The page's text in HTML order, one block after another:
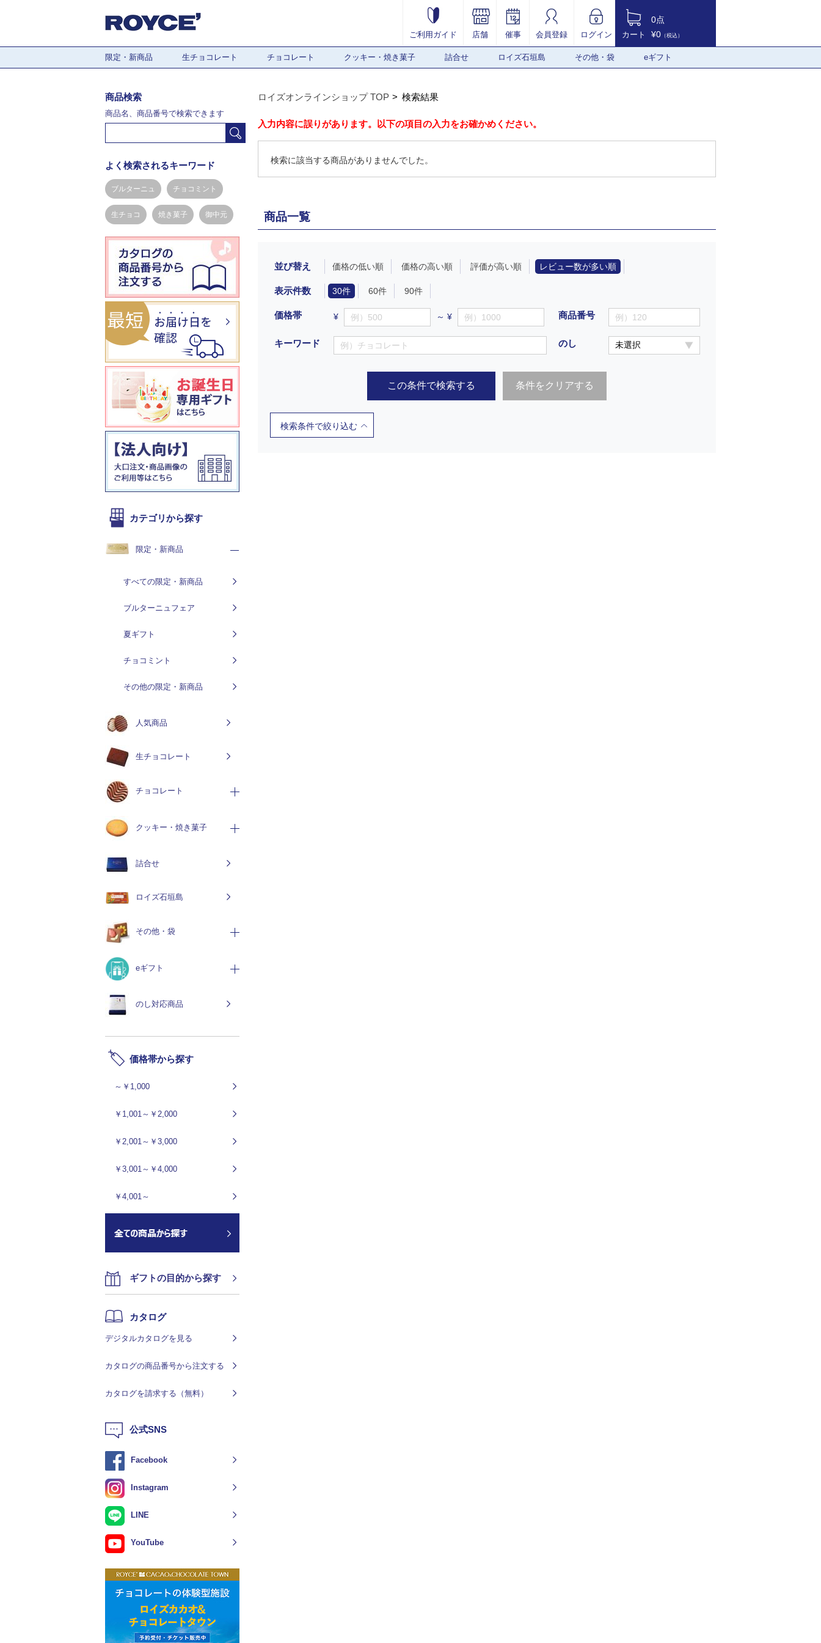
ご利用ガイド 店舗 催事 会員登録 ログイン カート
0点
¥0 （税込）
限定・新商品 生チョコレート チョコレート クッキー・焼き菓子 詰合せ ロイズ石垣島 その他・袋 eギフト
ロイズオンラインショップ TOP 検索結果
入力内容に誤りがあります。以下の項目の入力をお確かめください。
検索に該当する商品がありませんでした。
商品一覧
並び替え 価格の低い順 価格の高い順 評価が高い順 レビュー数が多い順
表示件数 30件 60件 90件
価格帯 ¥ ～ ¥
キーワード
商品番号
のし
この条件で検索する 条件をクリアする
検索条件で絞り込む
商品検索
商品名、商品番号で検索できます
よく検索されるキーワード
ブルターニュ チョコミント
生チョコ 焼き菓子 御中元
カテゴリから探す
限定・新商品
すべての限定・新商品
ブルターニュフェア
夏ギフト
チョコミント
その他の限定・新商品
人気商品
生チョコレート
チョコレート
クッキー・焼き菓子
詰合せ
ロイズ石垣島
その他・袋
eギフト
のし対応商品
価格帯から探す
～￥1,000
￥1,001～￥2,000
￥2,001～￥3,000
￥3,001～￥4,000
￥4,001～
ギフトの目的から探す
カタログ
デジタルカタログを見る
カタログの商品番号から注文する
カタログを請求する（無料）
公式SNS
Facebook
Instagram
LINE
YouTube